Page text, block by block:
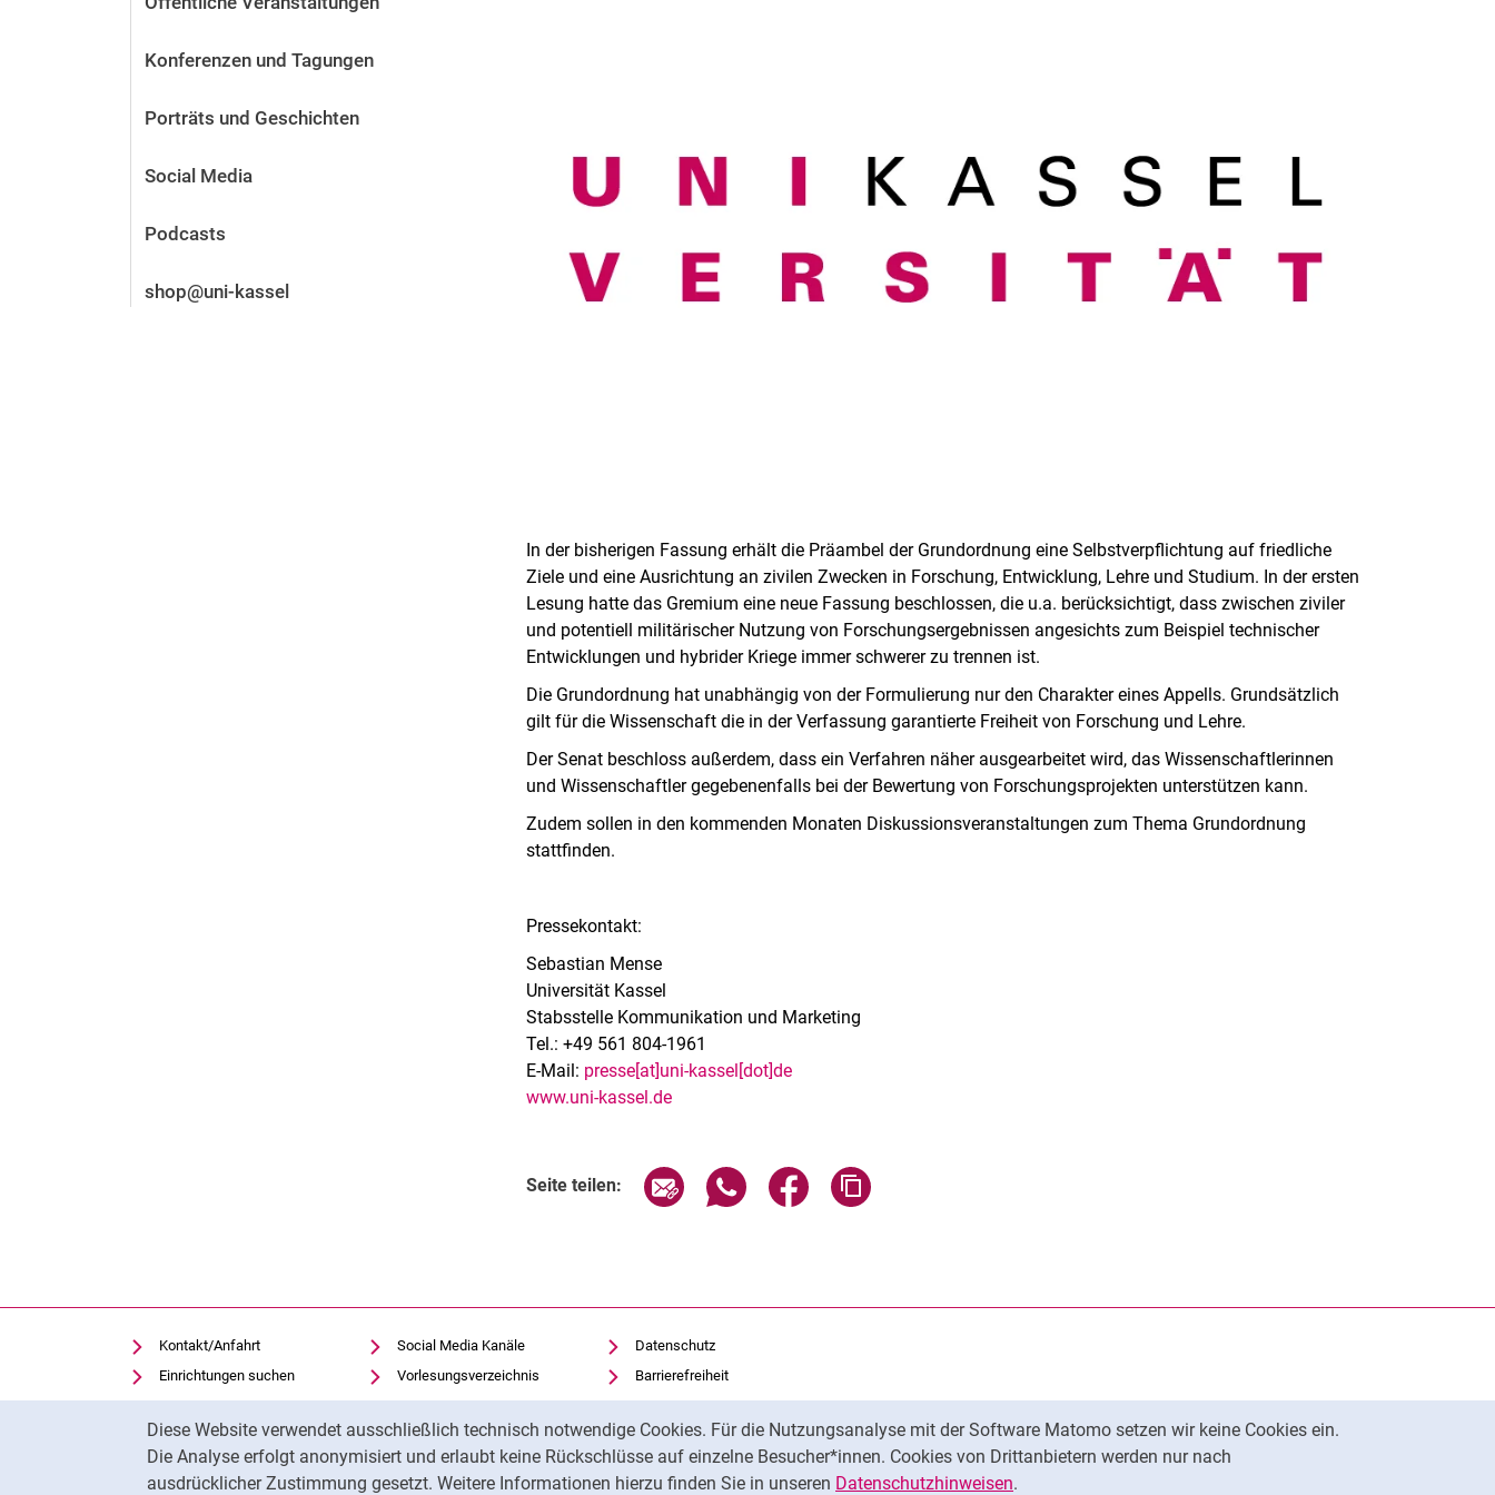
Diese Website verwendet ausschließlich technisch notwendige Cookies. Für die Nutzungsanalyse mit der Software Matomo setzen wir keine Cookies ein.
Die Analyse erfolgt anonymisiert und erlaubt keine Rückschlüsse auf einzelne Besucher*innen. Cookies von Drittanbietern werden nur nach
ausdrücklicher Zustimmung gesetzt. Weitere Informationen hierzu finden Sie in unseren Datenschutzhinweisen.
Stellenangebote
Alum­ni und Freunde
Kontakt und Standorte
Konferenzen und Tagungen
Porträts und Geschichten
Social Media
Podcasts
shop@uni-kassel
In der bisherigen Fassung erhält die Präambel der Grundordnung eine Selbstverpflichtung auf friedliche
Ziele und eine Ausrichtung an zivilen Zwecken in Forschung, Entwicklung, Lehre und Studium. In der ersten
Lesung hatte das Gremium eine neue Fassung beschlossen, die u.a. berücksichtigt, dass zwischen ziviler
und potentiell militärischer Nutzung von Forschungsergebnissen angesichts zum Beispiel technischer
Entwicklungen und hybrider Kriege immer schwerer zu trennen ist.
Die Grundordnung hat unabhängig von der Formulierung nur den Charakter eines Appells. Grundsätzlich
gilt für die Wissenschaft die in der Verfassung garantierte Freiheit von Forschung und Lehre.
Der Senat beschloss außerdem, dass ein Verfahren näher ausgearbeitet wird, das Wissenschaftlerinnen
und Wissenschaftler gegebenenfalls bei der Bewertung von Forschungsprojekten unterstützen kann.
Zudem sollen in den kommenden Monaten Diskussionsveranstaltungen zum Thema Grundordnung
stattfinden.
Pressekontakt:
Sebastian Mense
Universität Kassel
Stabsstelle Kommunikation und Marketing
Tel.: +49 561 804-1961
E-Mail: presse[at]uni-kassel[dot]de
www.uni-kassel.de
Seite teilen: Seite über E-Mail teilen
Seite über WhatsApp teilen (externer Link, öffnet neues Fenster)
Seite über Facebook teilen (externer Link, öffnet neues Fenster)
Kontakt/Anfahrt
Einrichtungen suchen
Stellenangebote
Notfall
Cookie-Einstellungen
Social Media Kanäle
Vorlesungsverzeichnis
Moodle
Panopto
Universitätsbibliothek
Datenschutz
Barrierefreiheit
Transparenter KI-Einsatz
Impressum